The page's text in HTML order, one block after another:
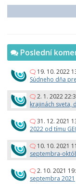
Poslední
19. 10. 2022
Súdneho dňa
2. 1. 2022
krajinách sveta,
31. 12. 2021
2022 od tímu
10. 10. 2021
septembra-
2. 10. 2021
septembra 2021